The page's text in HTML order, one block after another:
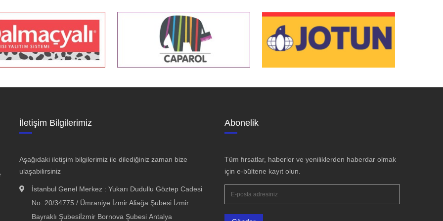
boya,mantolama m2,Isı
Akdeniz…
boyama, Fiyatlar,
Isı Yaltım…
Capatect Dalmaçyalı
İletişim Bilgilerimiz
Aşağıdaki iletişim bilgilerimiz ile dilediğiniz zaman bize
ulaşabilirsiniz
İstanbul Genel Merkez : Yukarı Dudullu Göztep Cadesi
No: 20/34775 / Ümraniye İzmir Aliağa Şubesi İzmir
Bayraklı Şubesiİzmir Bornova Şubesi Antalya
Abonelik
Tüm fırsatlar, haberler ve yeniliklerden haberdar olmak
için e-bültene kayıt olun.